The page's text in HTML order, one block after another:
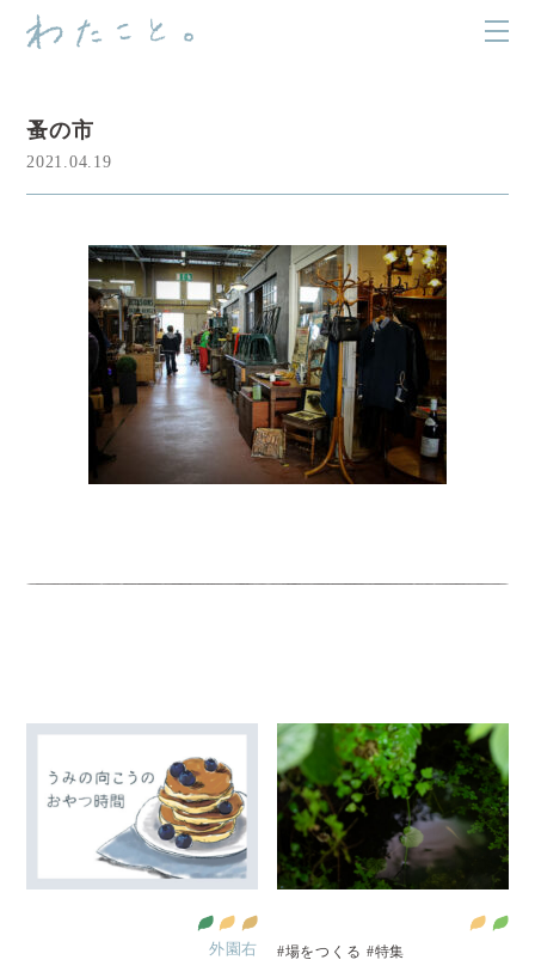
蚤の市
2021.04.19
外園右 #場をつくる #特集